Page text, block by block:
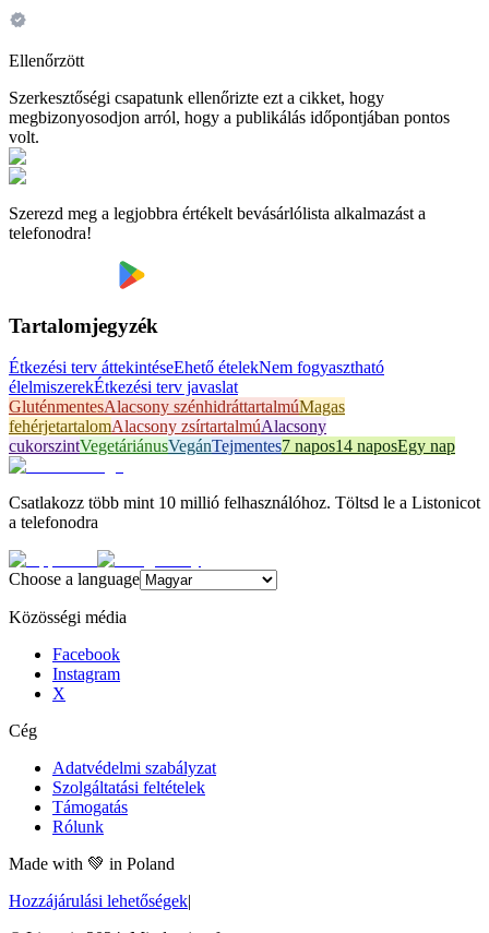
Ellenőrzött
Szerkesztőségi csapatunk ellenőrizte ezt a cikket, hogy
megbizonyosodjon arról, hogy a publikálás időpontjában pontos
volt.
Szerezd meg a legjobbra értékelt bevásárlólista alkalmazást a
telefonodra!
Tartalomjegyzék
Étkezési terv áttekintéseEhető ételekNem fogyasztható
élelmiszerekÉtkezési terv javaslat
GluténmentesAlacsony szénhidráttartalmúMagas
fehérjetartalomAlacsony zsírtartalmúAlacsony
cukorszintVegetáriánusVegánTejmentes7 napos14 naposEgy nap
Csatlakozz több mint 10 millió felhasználóhoz. Töltsd le a Listonicot
a telefonodra
Choose a language
Közösségi média
Facebook
Instagram
X
Cég
Adatvédelmi szabályzat
Szolgáltatási feltételek
Támogatás
Rólunk
Made with 💚 in Poland
Hozzájárulási lehetőségek|